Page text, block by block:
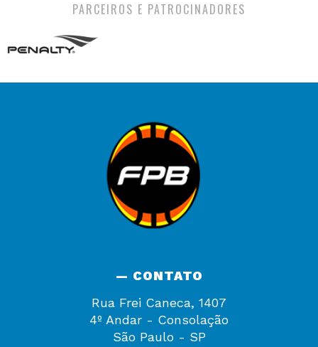
PARCEIROS E PATROCINADORES
— CONTATO
Rua Frei Caneca, 1407
4º Andar - Consolação
São Paulo - SP